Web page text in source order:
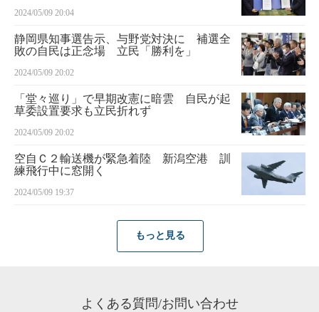
2024/05/09 20:04
静岡県知事選告示、与野党対決に 補選全
敗の自民は正念場 立民「勝利を」
2024/05/09 20:02
「堂々巡り」で早期改憲に暗雲 自民が起
草委設置要求も立民折れず
2024/05/09 20:02
空自Ｃ２輸送機が緊急着陸 新潟空港 訓
練飛行中に窓開く
2024/05/09 19:37
もっと見る
よくある質問/お問い合わせ